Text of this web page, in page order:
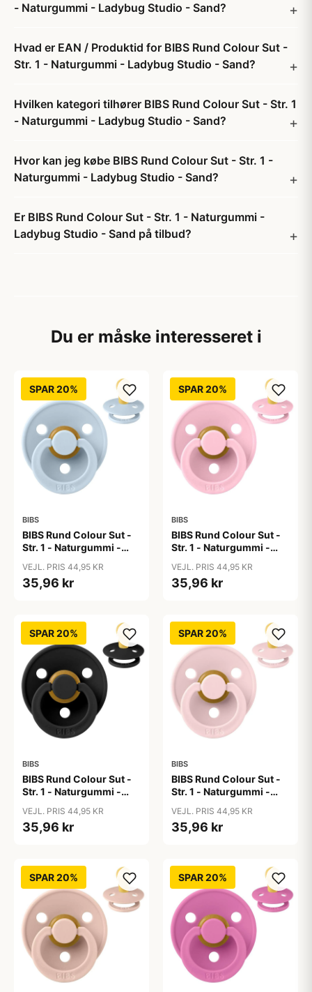
- Naturgummi - Ladybug Studio - Sand?
Hvad er EAN / Produktid for BIBS Rund Colour Sut -
Str. 1 - Naturgummi - Ladybug Studio - Sand?
Hvilken kategori tilhører BIBS Rund Colour Sut - Str. 1
- Naturgummi - Ladybug Studio - Sand?
Hvor kan jeg købe BIBS Rund Colour Sut - Str. 1 -
Naturgummi - Ladybug Studio - Sand?
Er BIBS Rund Colour Sut - Str. 1 - Naturgummi -
Ladybug Studio - Sand på tilbud?
Du er måske interesseret i
SPAR 20%
BIBS
BIBS Rund Colour Sut -
Str. 1 - Naturgummi -
VEJL. PRIS 44,95 KR
35,96 kr
SPAR 20%
BIBS
BIBS Rund Colour Sut -
Str. 1 - Naturgummi -
VEJL. PRIS 44,95 KR
35,96 kr
SPAR 20%
BIBS
BIBS Rund Colour Sut -
Str. 1 - Naturgummi -
VEJL. PRIS 44,95 KR
35,96 kr
SPAR 20%
BIBS
BIBS Rund Colour Sut -
Str. 1 - Naturgummi -
VEJL. PRIS 44,95 KR
35,96 kr
SPAR 20% SPAR 20%